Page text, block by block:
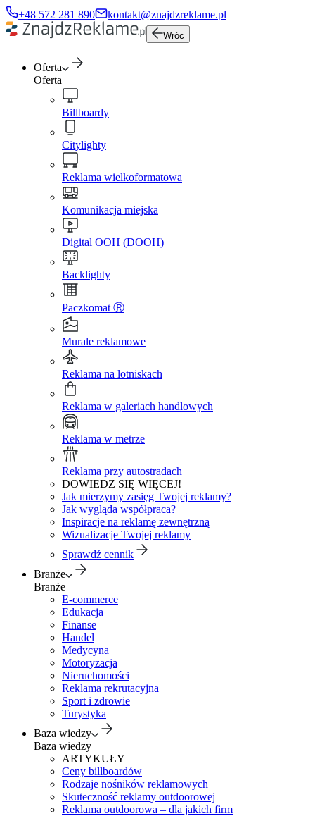
+48 572 281 890 kontakt@znajdzreklame.pl
Wróc
Oferta
Oferta
Billboardy
Citylighty
Reklama wielkoformatowa
Komunikacja miejska
Digital OOH (DOOH)
Backlighty
Paczkomat Ⓡ
Murale reklamowe
Reklama na lotniskach
Reklama w galeriach handlowych
Reklama w metrze
Reklama przy autostradach
DOWIEDZ SIĘ WIĘCEJ!
Jak mierzymy zasięg Twojej reklamy?
Jak wygląda współpraca?
Inspiracje na reklamę zewnętrzną
Wizualizacje Twojej reklamy
Sprawdź cennik
Branże
Branże
E-commerce
Edukacja
Finanse
Handel
Medycyna
Motoryzacja
Nieruchomości
Reklama rekrutacyjna
Sport i zdrowie
Turystyka
Baza wiedzy
Baza wiedzy
ARTYKUŁY
Ceny billboardów
Rodzaje nośników reklamowych
Skuteczność reklamy outdoorowej
Reklama outdoorowa – dla jakich firm